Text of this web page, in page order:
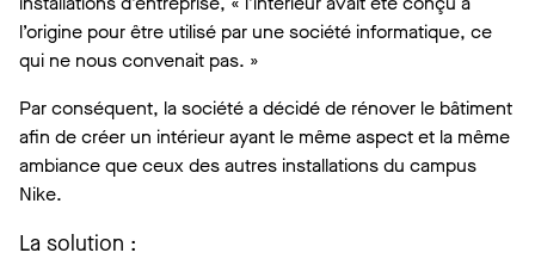
l’origine pour être utilisé par une société informatique, ce
qui ne nous convenait pas. »
Par conséquent, la société a décidé de rénover le bâtiment
afin de créer un intérieur ayant le même aspect et la même
ambiance que ceux des autres installations du campus
Nike.
La solution :